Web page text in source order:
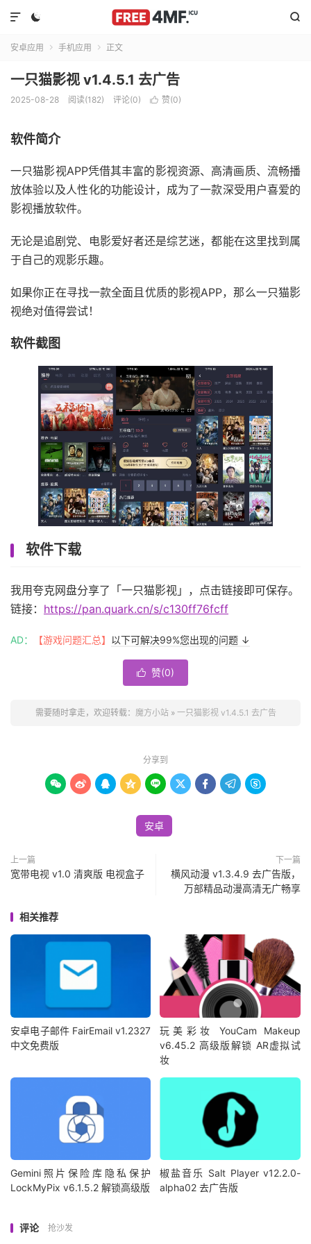
 

安卓应用  手机应用  正文
一只猫影视 v1.4.5.1 去广告
2025-08-28 阅读(182) 评论(0)  赞(0)
软件简介
一只猫影视APP凭借其丰富的影视资源、高清画质、流畅播
放体验以及人性化的功能设计，成为了一款深受用户喜爱的
影视播放软件。
无论是追剧党、电影爱好者还是综艺迷，都能在这里找到属
于自己的观影乐趣。
如果你正在寻找一款全面且优质的影视APP，那么一只猫影
视绝对值得尝试！
软件截图
软件下载
我用夸克网盘分享了「一只猫影视」，点击链接即可保存。
链接： https://pan.quark.cn/s/c130ff76fcff
AD： 【游戏问题汇总】 以下可解决99%您出现的问题 ↓
 赞(0)
需要随时拿走，欢迎转载： 魔方小站» 一只猫影视 v1.4.5.1 去广告
分享到
        
安卓
上一篇
宽带电视 v1.0 清爽版 电视盒子
下一篇
横风动漫 v1.3.4.9 去广告版，
万部精品动漫高清无广畅享
相关推荐
安卓电子邮件 FairEmail v1.2327
中文免费版
玩美彩妆 YouCam Makeup
v6.45.2 高级版解锁 AR虚拟试
妆
Gemini照片保险库隐私保护
LockMyPix v6.1.5.2 解锁高级版
椒盐音乐 Salt Player v12.2.0-
alpha02 去广告版
评论 抢沙发